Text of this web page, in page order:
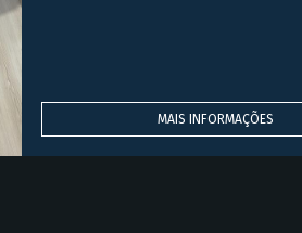
MAIS INFORMAÇÕES